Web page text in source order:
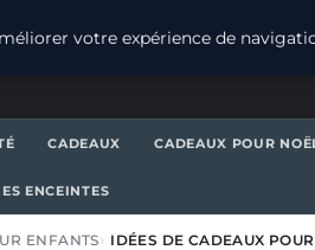
CADEAUX CADEAUX POUR
ENCEINTES
ENFANTS IDÉES DE CADEAUX
votre expérience de